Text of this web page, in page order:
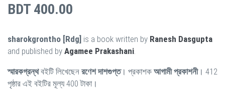
BDT 400.00
sharokgrontho [Rdg] is a book written by Ranesh Dasgupta
and published by Agamee Prakashani
স্মারকগ্রন্থবইটি লিখেছেন রণেশ দাশগুপ্ত। প্রকাশক আগামী প্রকাশনী। 412
পৃষ্ঠার এই বইটির মূল্য 400 টাকা।